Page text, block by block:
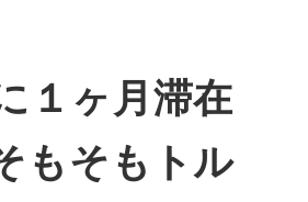
１ヶ月滞在
もそもトル